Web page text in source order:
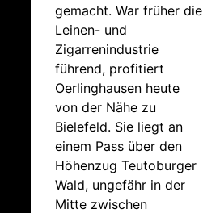
gemacht. War früher die
Leinen- und
Zigarrenindustrie
führend, profitiert
Oerlinghausen heute
von der Nähe zu
Bielefeld. Sie liegt an
einem Pass über den
Höhenzug Teutoburger
Wald, ungefähr in der
Mitte zwischen